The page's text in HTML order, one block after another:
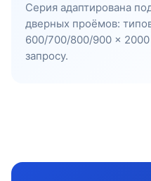
Серия адаптирована
дверных проёмов:
600/700/800/900 ×
запросу.